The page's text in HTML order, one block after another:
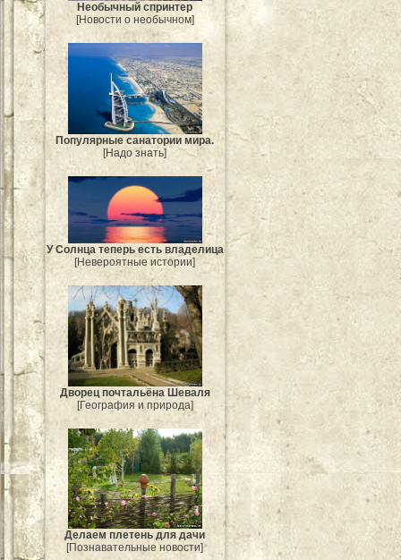
Необычный спринтер
[Новости о необычном]
Популярные санатории мира.
[Надо знать]
У Солнца теперь есть владелица
[Невероятные истории]
Дворец почтальёна Шеваля
[География и природа]
Делаем плетень для дачи
[Познавательные новости]